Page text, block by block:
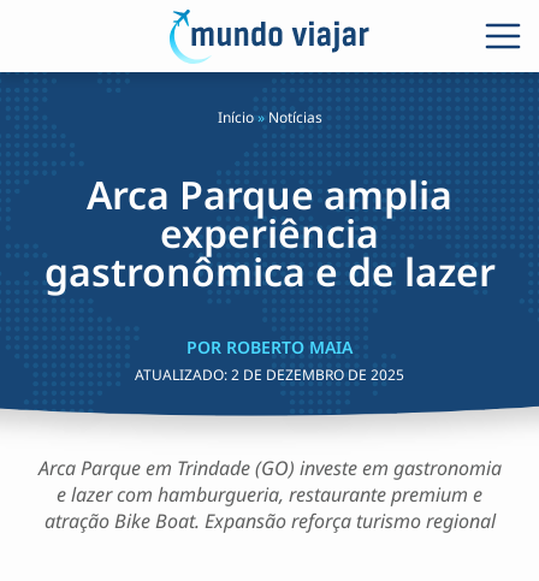
Início» Notícias
Arca Parque amplia
experiência
gastronômica e de lazer
POR ROBERTO MAIA
ATUALIZADO:2 DE DEZEMBRO DE 2025
Arca Parque em Trindade (GO) investe em gastronomia
e lazer com hamburgueria, restaurante premium e
atração Bike Boat. Expansão reforça turismo regional